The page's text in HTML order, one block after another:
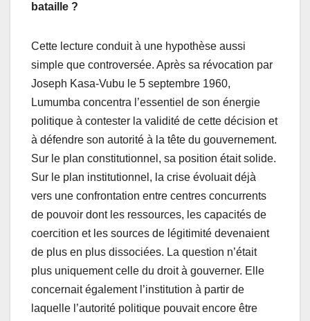
bataille ?
Cette lecture conduit à une hypothèse aussi
simple que controversée. Après sa révocation par
Joseph Kasa-Vubu le 5 septembre 1960,
Lumumba concentra l’essentiel de son énergie
politique à contester la validité de cette décision et
à défendre son autorité à la tête du gouvernement.
Sur le plan constitutionnel, sa position était solide.
Sur le plan institutionnel, la crise évoluait déjà
vers une confrontation entre centres concurrents
de pouvoir dont les ressources, les capacités de
coercition et les sources de légitimité devenaient
de plus en plus dissociées. La question n’était
plus uniquement celle du droit à gouverner. Elle
concernait également l’institution à partir de
laquelle l’autorité politique pouvait encore être